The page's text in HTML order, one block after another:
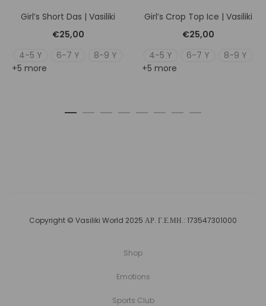
Girl’s Short Das | Vasiliki
€25,00
4-5 Y
6-7 Y
8-9 Y
+5 more
Girl’s Crop Top Ice | Vasiliki
€25,00
4-5 Y
6-7 Y
8-9 Y
+5 more
Copyright © Vasiliki World 2025 ΑΡ. Γ.Ε.ΜΗ.: 173547301000
Shop
Emotions
Sports Club